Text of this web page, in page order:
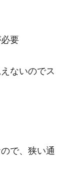
要
ないのでス
で、狭い通